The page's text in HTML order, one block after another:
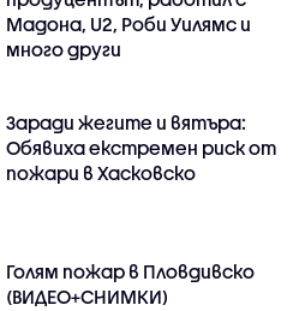
Мадона, U2, Роби Уилямс и
много други
Заради жегите и вятъра:
Обявиха екстремен риск от
пожари в Хасковско
Голям пожар в Пловдивско
(ВИДЕО+СНИМКИ)